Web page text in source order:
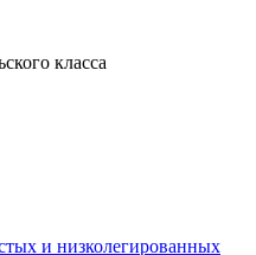
класса
и низколегированных